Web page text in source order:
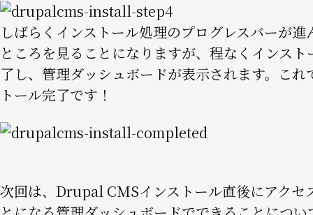
Image
しばらくインストール処理のプログレスバーが進
ところを見ることになりますが、程なくインスト
了し、管理ダッシュボードが表示されます。これ
トール完了です！
Image
次回は、Drupal CMSインストール直後にアクセ